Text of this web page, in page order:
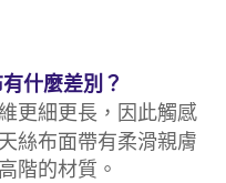
什麼差別？
更細更長，因此觸感
絲布面帶有柔滑親膚
階的材質。